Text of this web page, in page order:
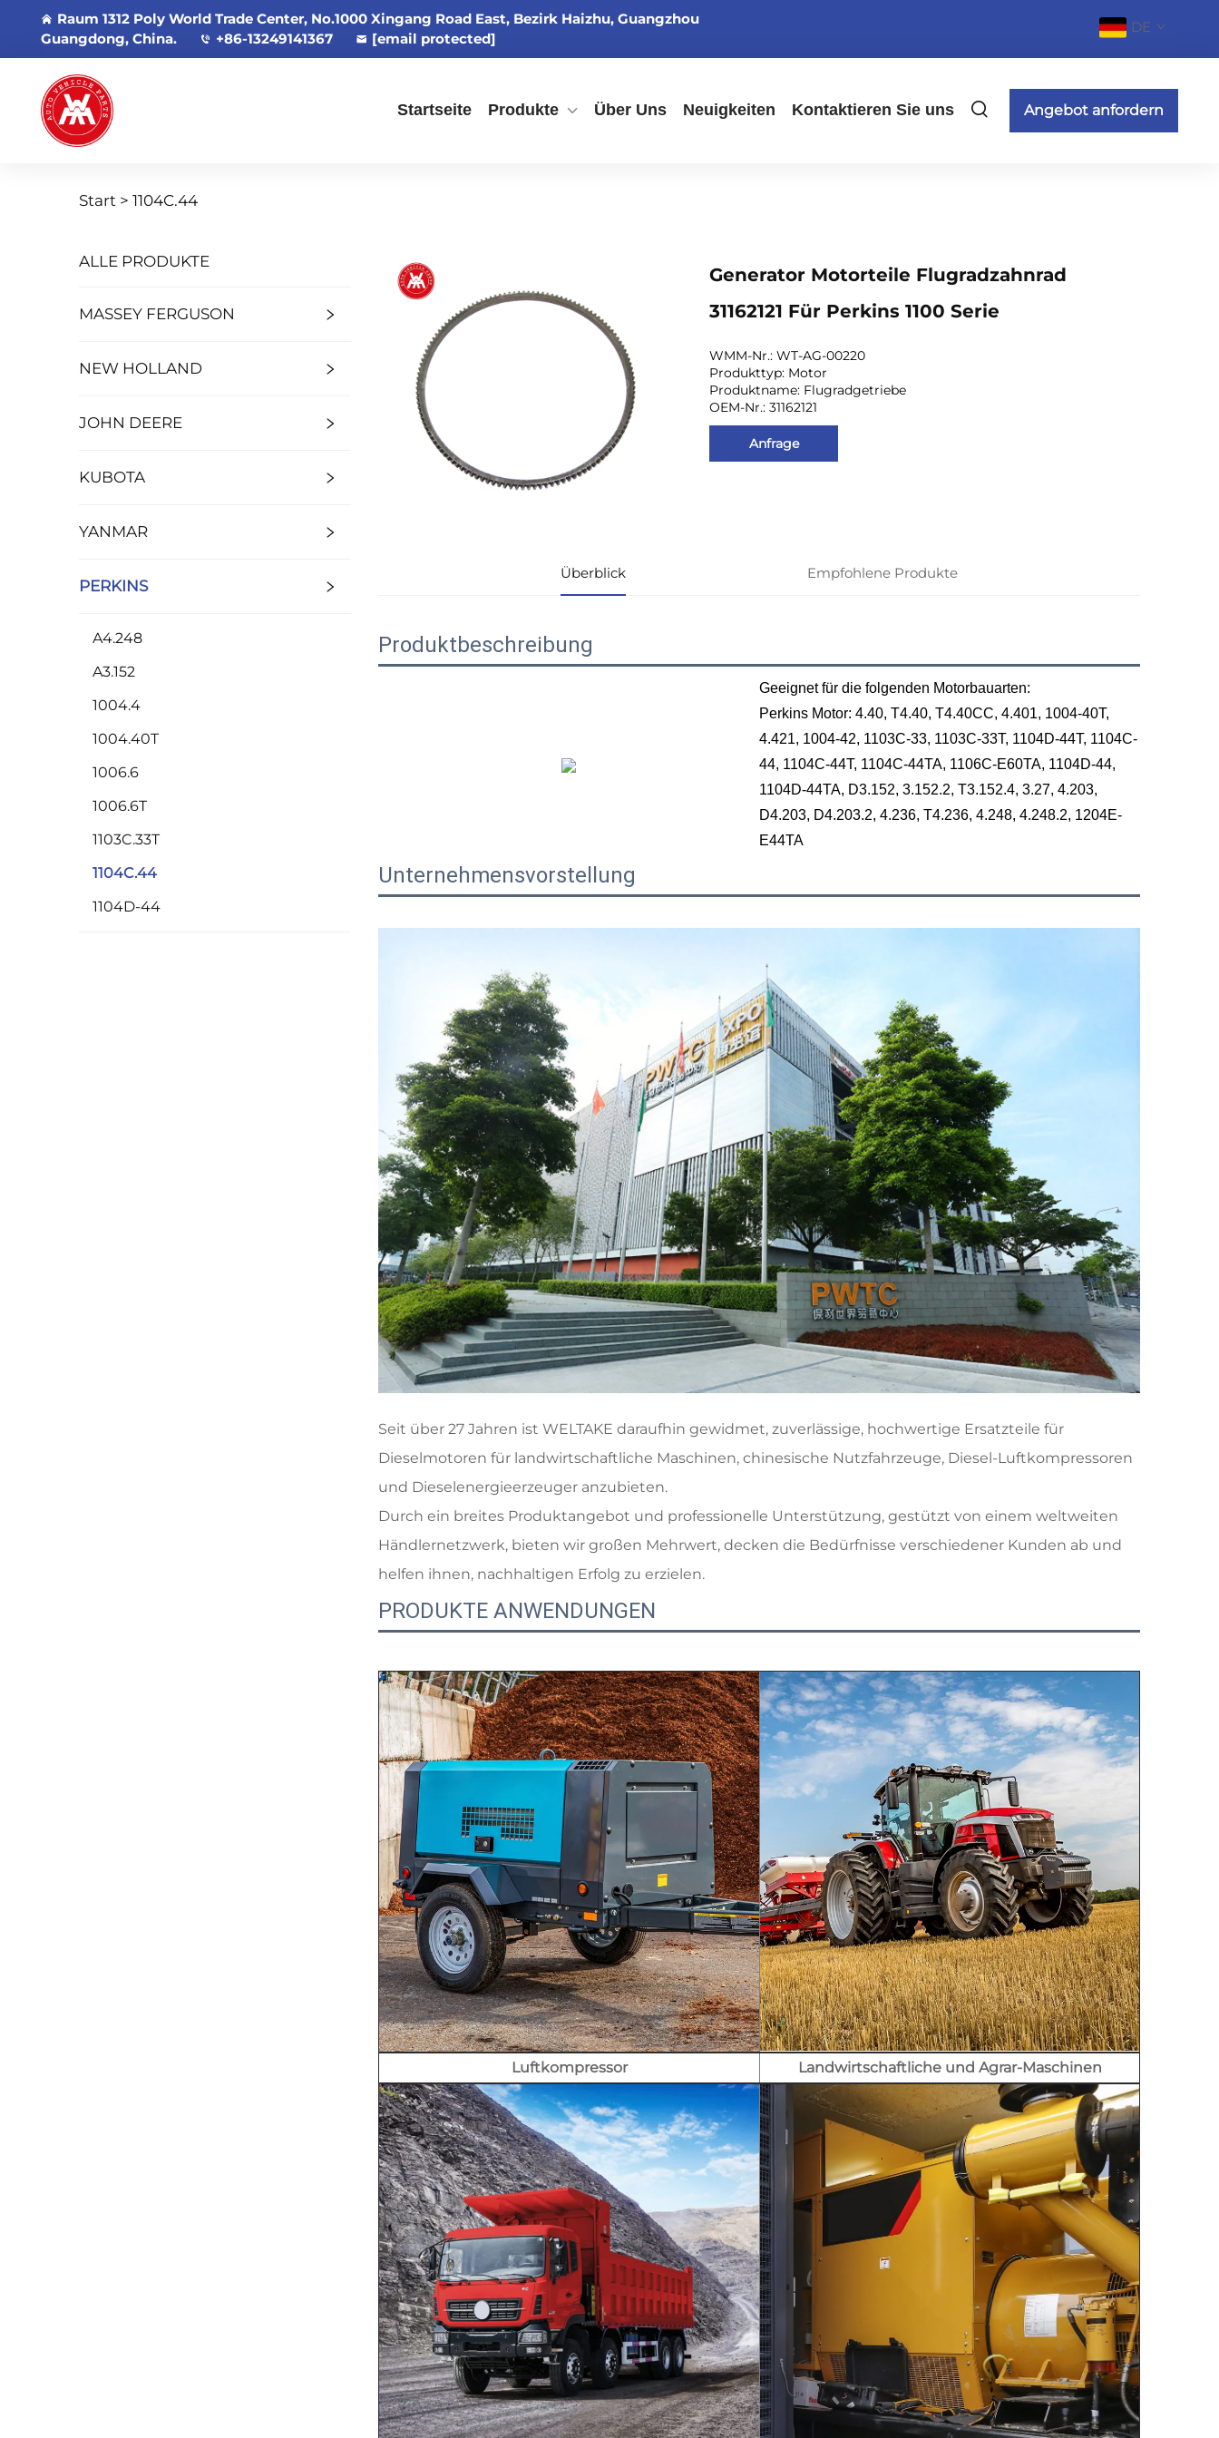
Raum 1312 Poly World Trade Center, No.1000 Xingang Road East, Bezirk Haizhu, Guangzhou
Guangdong, China.
+86-13249141367 [email protected]
DE
Startseite Produkte Über Uns Neuigkeiten Kontaktieren Sie uns Angebot anfordern
Start > 1104C.44
ALLE PRODUKTE
MASSEY FERGUSON
NEW HOLLAND
JOHN DEERE
KUBOTA
YANMAR
PERKINS
A4.248
A3.152
1004.4
1004.40T
1006.6
1006.6T
1103C.33T
1104C.44
1104D-44
Generator Motorteile Flugradzahnrad
31162121 Für Perkins 1100 Serie
WMM-Nr.: WT-AG-00220
Produkttyp: Motor
Produktname: Flugradgetriebe
OEM-Nr.: 31162121
Anfrage
Überblick Empfohlene Produkte
Produktbeschreibung
Geeignet für die folgenden Motorbauarten:
Perkins Motor: 4.40, T4.40, T4.40CC, 4.401, 1004-40T,
4.421, 1004-42, 1103C-33, 1103C-33T, 1104D-44T, 1104C-
44, 1104C-44T, 1104C-44TA, 1106C-E60TA, 1104D-44,
1104D-44TA, D3.152, 3.152.2, T3.152.4, 3.27, 4.203,
D4.203, D4.203.2, 4.236, T4.236, 4.248, 4.248.2, 1204E-
E44TA
Unternehmensvorstellung
Seit über 27 Jahren ist WELTAKE daraufhin gewidmet, zuverlässige, hochwertige Ersatzteile für
Dieselmotoren für landwirtschaftliche Maschinen, chinesische Nutzfahrzeuge, Diesel-Luftkompressoren
und Dieselenergieerzeuger anzubieten.
Durch ein breites Produktangebot und professionelle Unterstützung, gestützt von einem weltweiten
Händlernetzwerk, bieten wir großen Mehrwert, decken die Bedürfnisse verschiedener Kunden ab und
helfen ihnen, nachhaltigen Erfolg zu erzielen.
PRODUKTE ANWENDUNGEN
Luftkompressor Landwirtschaftliche und Agrar-Maschinen